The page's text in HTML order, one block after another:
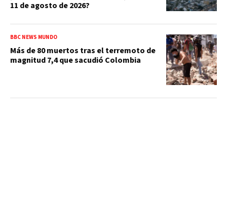
11 de agosto de 2026?
BBC NEWS MUNDO
Más de 80 muertos tras el terremoto de
magnitud 7,4 que sacudió Colombia